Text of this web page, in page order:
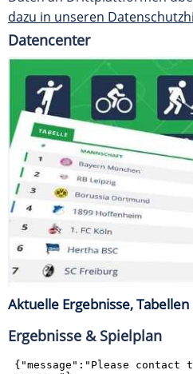
dazu in unseren
Datencenter
Aktuelle Ergebnisse,
Ergebnisse & Spielplan